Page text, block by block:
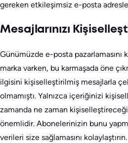
gereken etkileşimsiz e-posta
Mesajlarınızı
Günümüzde e-posta pazarlamasını
marka varken, bu karmaşada öne
ilgisini kişiselleştirilmiş mesajlarla
olmamıştı. Yalnızca içeriğinizi
zamanda ne zaman
önemlidir. Abonelerinizin bunu
verileri size sağlamasını kolaylaştırın.